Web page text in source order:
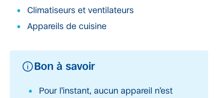
Climatiseurs et ventilateurs
Appareils de cuisine
Bon à savoir
Pour l’instant, aucun appareil n’est